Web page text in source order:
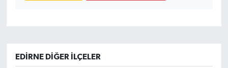
EDIRNE DIĞER İLÇELER